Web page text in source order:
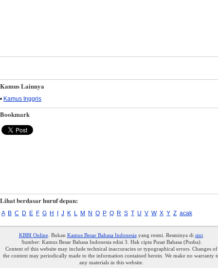
Kamus Lainnya
• Kamus Inggris
Bookmark
Lihat berdasar huruf depan:
A B C D E F G H I J K L M N O P Q R S T U V W X Y Z acak
KBBI Online. Bukan Kamus Besar Bahasa Indonesiayang resmi. Resminya di sini
Sumber: Kamus Besar Bahasa Indonesia edisi 3. Hak cipta Pusat Bahasa (Pusba).
Content of this website may include technical inaccuracies or typographical errors. Changes of
the content may periodically made to the information contained herein. We make no warranty
any materials in this website.